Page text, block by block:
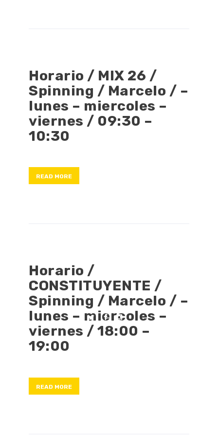
Horario / MIX 26 /
Spinning / Marcelo / –
lunes – miercoles –
viernes / 09:30 –
10:30
READ MORE
Horario /
CONSTITUYENTE /
Spinning / Marcelo / –
lunes – miercoles –
viernes / 18:00 –
19:00
READ MORE